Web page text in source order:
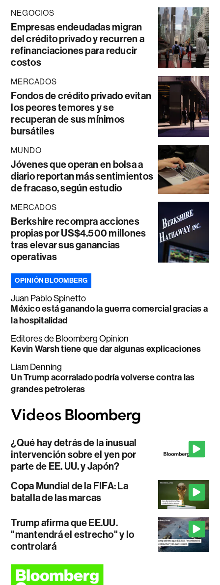
NEGOCIOS
Empresas endeudadas migran
del crédito privado y recurren a
refinanciaciones para reducir
costos
MERCADOS
Fondos de crédito privado evitan
los peores temores y se
recuperan de sus mínimos
bursátiles
MUNDO
Jóvenes que operan en bolsa a
diario reportan más sentimientos
de fracaso, según estudio
MERCADOS
Berkshire recompra acciones
propias por US$4.500 millones
tras elevar sus ganancias
operativas
OPINIÓN BLOOMBERG
Juan Pablo Spinetto
México está ganando la guerra comercial gracias a
la hospitalidad
Editores de Bloomberg Opinion
Kevin Warsh tiene que dar algunas explicaciones
Liam Denning
Un Trump acorralado podría volverse contra las
grandes petroleras
¿Qué hay detrás de la inusual
intervención sobre el yen por
parte de EE. UU. y Japón?
Copa Mundial de la FIFA: La
batalla de las marcas
Trump afirma que EE.UU.
"mantendrá el estrecho" y lo
controlará